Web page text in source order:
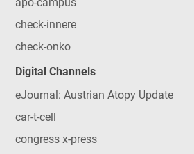
check-innere
check-onko
Digital Channels
eJournal: Austrian Atopy Update
car-t-cell
congress x-press